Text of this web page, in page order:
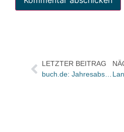
LETZTER BEITRAG
buch.de: Jahresabschluss mit knappem Umsatzminus